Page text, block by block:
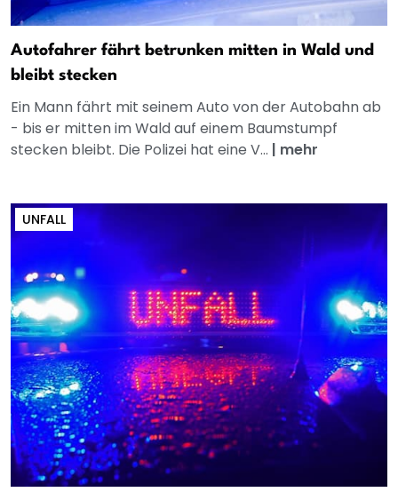
Autofahrer fährt betrunken mitten in Wald und
bleibt stecken
Ein Mann fährt mit seinem Auto von der Autobahn ab
- bis er mitten im Wald auf einem Baumstumpf
stecken bleibt. Die Polizei hat eine V... | mehr
UNFALL